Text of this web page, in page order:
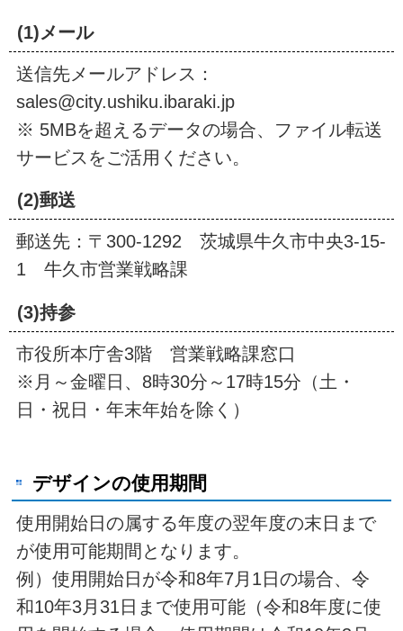
(1)メール
送信先メールアドレス：
sales@city.ushiku.ibaraki.jp
※ 5MBを超えるデータの場合、ファイル転送
サービスをご活用ください。
(2)郵送
郵送先：〒300-1292 茨城県牛久市中央3-15-
1 牛久市営業戦略課
(3)持参
市役所本庁舎3階 営業戦略課窓口
※月～金曜日、8時30分～17時15分（土・
日・祝日・年末年始を除く）
デザインの使用期間
使用開始日の属する年度の翌年度の末日まで
が使用可能期間となります。
例）使用開始日が令和8年7月1日の場合、令
和10年3月31日まで使用可能（令和8年度に使